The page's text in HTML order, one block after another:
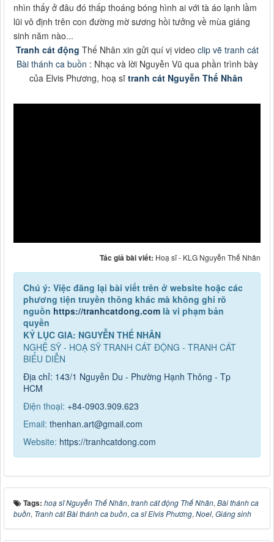
nhìn thấy ở đâu đó thấp thoáng bóng hình ai với tà áo lạnh lầm
lũi vô định trên con đường mờ sương hồi tưởng về mùa giáng
sinh năm nào...
Tranh cát động Thế Nhân xin gửi quí vị video clip vẽ tranh cát
Bài thánh ca buồn : Nhạc và lời Nguyễn Vũ qua phần trình bày
của Elvis Phương, hoạ sĩ tranh cát Nguyễn Thế Nhân
Tác giả bài viết: Hoạ sĩ - KLG Nguyễn Thế Nhân
Chú ý: Việc đăng lại bài viết trên ở website hoặc các
phương tiện truyền thông khác mà không ghi rõ
nguồn https://tranhcatdong.com là vi phạm bản
quyền
KỶ LỤC GIA: NGUYỄN THẾ NHÂN
NGHỆ SỸ - HOẠ SỸ TRANH CÁT ĐỘNG - TRANH CÁT
BIỂU DIỄN
Địa chỉ: 143/1 Nguyễn Du - Phường Hạnh Thông - Tp
HCM
Điện thoại: +84-0903.909.623
Email: thenhan.art@gmail.com
Website: https://tranhcatdong.com
Tags: hoạ sĩ Nguyễn Thế Nhân, tranh cát động Thế Nhân, Bài thánh ca
buồn, Tranh cát Bài thánh ca buồn, ca sĩ Elvis Phương, Noel, Giáng sinh